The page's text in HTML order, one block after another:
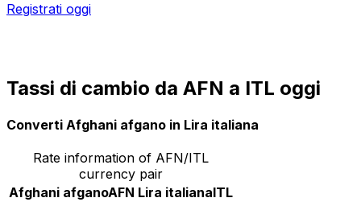
Registrati oggi
Tassi di cambio da AFN a ITL oggi
Converti Afghani afgano in Lira italiana
Rate information of AFN/ITL
currency pair
Afghani afganoAFN Lira italianaITL